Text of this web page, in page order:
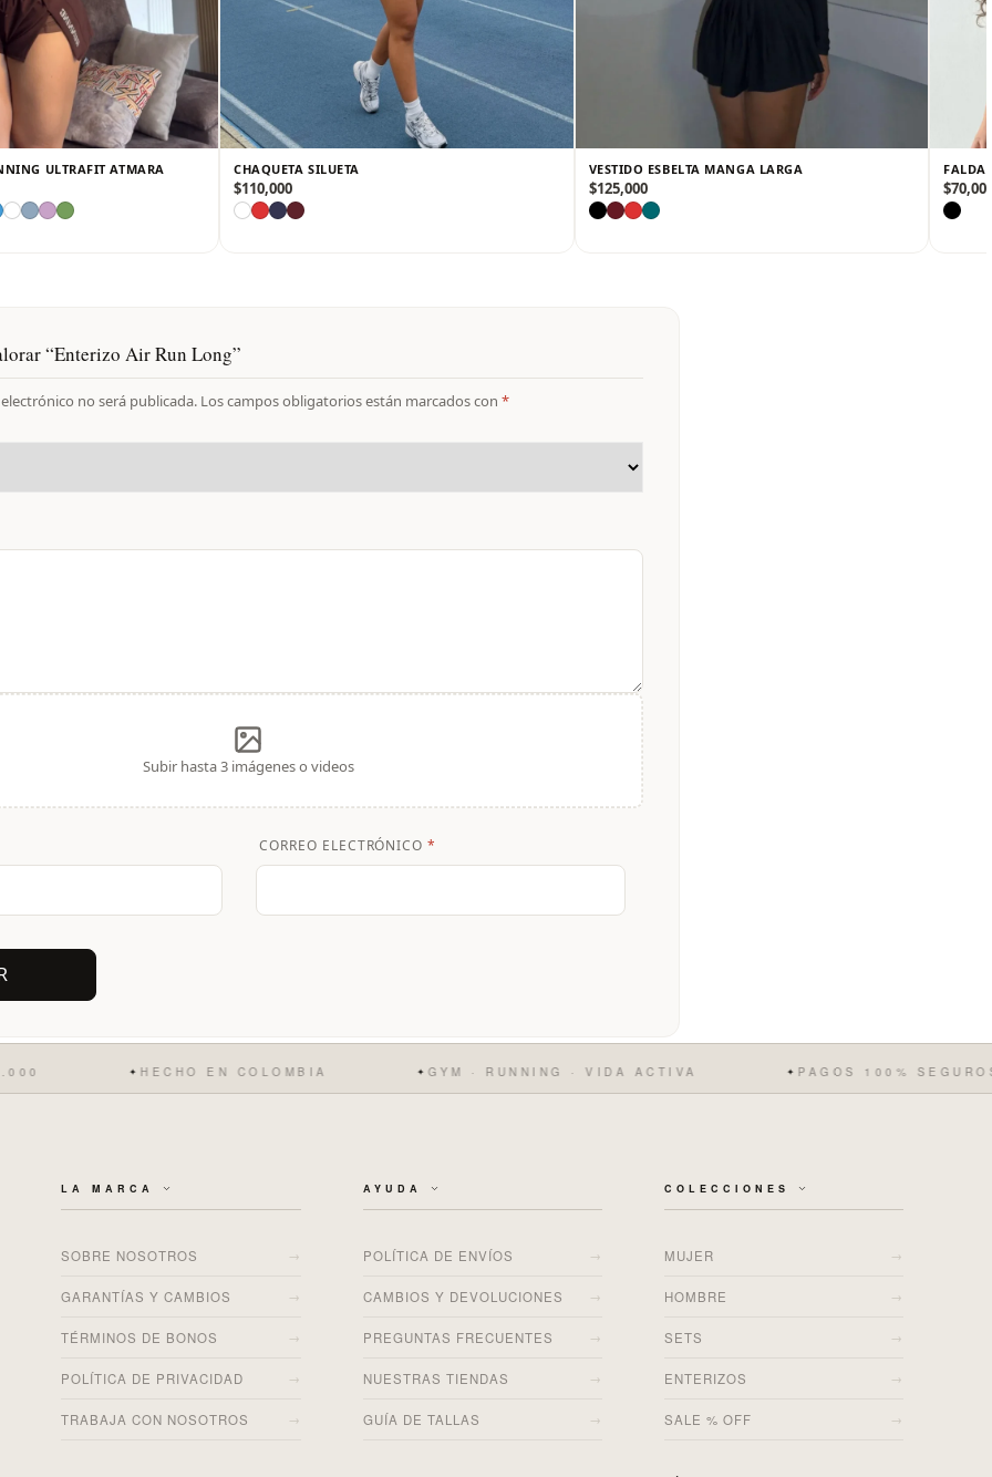
ULTRAFIT ATMARA CHAQUETA SILUETA
$110,000
VESTIDO ESBELTA MANGA LARGA
$125,000
FALDA
$
“Enterizo Air Run Long”
no será publicada. Los campos obligatorios están marcados con *
Subir hasta 3 imágenes o videos
CORREO ELECTRÓNICO*
HECHO EN COLOMBIA GYM · RUNNING · VIDA ACTIVA PAGOS 100% SEGUROS
LA MARCA
SOBRE NOSOTROS →
GARANTÍAS Y CAMBIOS →
TÉRMINOS DE BONOS →
POLÍTICA DE PRIVACIDAD →
TRABAJA CON NOSOTROS →
AYUDA
POLÍTICA DE ENVÍOS →
CAMBIOS Y DEVOLUCIONES →
PREGUNTAS FRECUENTES →
NUESTRAS TIENDAS →
GUÍA DE TALLAS →
COLECCIONES
MUJER →
HOMBRE →
SETS →
ENTERIZOS →
SALE % OFF →